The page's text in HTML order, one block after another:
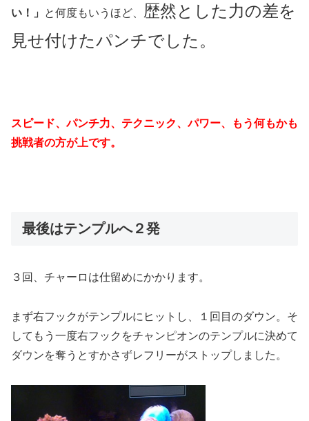
い！」 と何度もいうほど、
歴然とした力の差を
見せ付けたパンチでした。
スピード、パンチ力、テクニック、パワー、もう何もかも
挑戦者の方が上です。
最後はテンプルへ２発
３回、チャーロは仕留めにかかります。
まず右フックがテンプルにヒットし、１回目のダウン。そ
してもう一度右フックをチャンピオンのテンプルに決めて
ダウンを奪うとすかさずレフリーがストップしました。